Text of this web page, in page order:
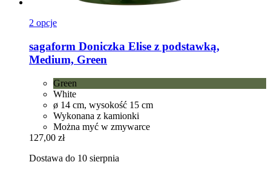
2 opcje
sagaform Doniczka Elise z podstawką,
Medium, Green
Green
White
ø 14 cm, wysokość 15 cm
Wykonana z kamionki
Można myć w zmywarce
127,00 zł
Dostawa do 10 sierpnia